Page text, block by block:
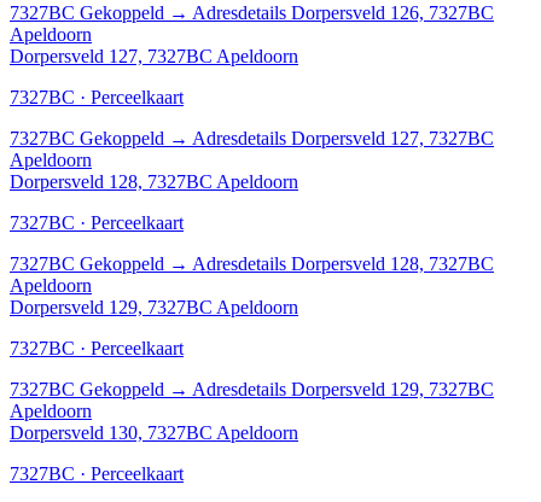
7327BC Gekoppeld → Adresdetails Dorpersveld 126, 7327BC
Apeldoorn
Dorpersveld 127, 7327BC Apeldoorn
7327BC · Perceelkaart
7327BC Gekoppeld → Adresdetails Dorpersveld 127, 7327BC
Apeldoorn
Dorpersveld 128, 7327BC Apeldoorn
7327BC · Perceelkaart
7327BC Gekoppeld → Adresdetails Dorpersveld 128, 7327BC
Apeldoorn
Dorpersveld 129, 7327BC Apeldoorn
7327BC · Perceelkaart
7327BC Gekoppeld → Adresdetails Dorpersveld 129, 7327BC
Apeldoorn
Dorpersveld 130, 7327BC Apeldoorn
7327BC · Perceelkaart